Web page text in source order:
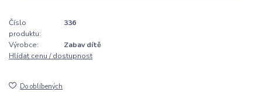
Číslo
produktu:
336
Výrobce:
Zabav dítě
Hlídat cenu / dostupnost
Do oblíbených